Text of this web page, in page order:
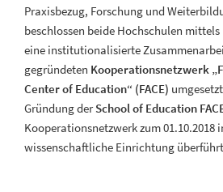
Praxisbezug, Forschung und
beschlossen beide Hochschulen
eine institutionalisierte
gegründeten Kooperationsnetzwerk
Center of Education“ (FACE)
Gründung derSchool of Education
Kooperationsnetzwerk zum 01.10.2018
wissenschaftliche Einrichtung